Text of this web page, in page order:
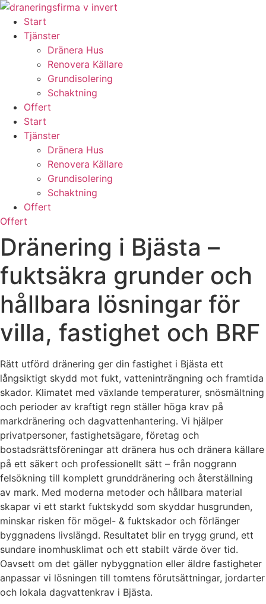
Skip
content
Start
Tjänster
Dränera Hus
Renovera Källare
Grundisolering
Schaktning
Offert
Start
Tjänster
Dränera Hus
Renovera Källare
Grundisolering
Schaktning
Offert
Offert
Dränering i Bjästa –
fuktsäkra grunder och
hållbara lösningar för
villa, fastighet och BRF
Rätt utförd dränering ger din fastighet i Bjästa ett
långsiktigt skydd mot fukt, vatteninträngning och framtida
skador. Klimatet med växlande temperaturer, snösmältning
och perioder av kraftigt regn ställer höga krav på
markdränering och dagvattenhantering. Vi hjälper
privatpersoner, fastighetsägare, företag och
bostadsrättsföreningar att dränera hus och dränera källare
på ett säkert och professionellt sätt – från noggrann
felsökning till komplett grunddränering och återställning
av mark. Med moderna metoder och hållbara material
skapar vi ett starkt fuktskydd som skyddar husgrunden,
minskar risken för mögel- & fuktskador och förlänger
byggnadens livslängd. Resultatet blir en trygg grund, ett
sundare inomhusklimat och ett stabilt värde över tid.
Oavsett om det gäller nybyggnation eller äldre fastigheter
anpassar vi lösningen till tomtens förutsättningar, jordarter
och lokala dagvattenkrav i Bjästa.